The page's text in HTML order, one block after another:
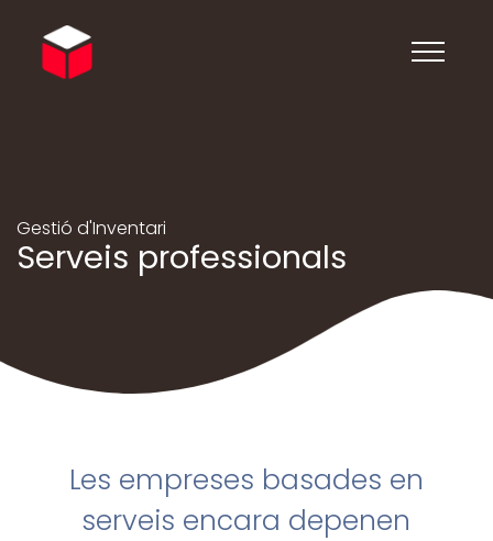
Gestió d'Inventari
Serveis professionals
Les empreses basades en
serveis encara depenen